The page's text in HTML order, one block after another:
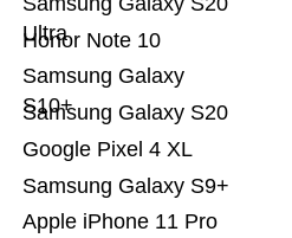
Apple iPhone 11 Pro
Samsung Galaxy S9+
Google Pixel 4 XL
Samsung Galaxy S20
Samsung Galaxy
S10+
Honor Note 10
Ultra